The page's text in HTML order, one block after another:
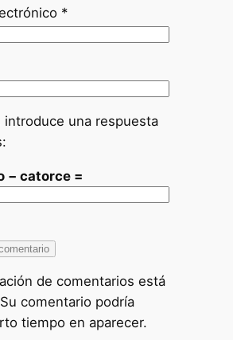
*
introduce una respuesta
− catorce =
de comentarios está
comentario podría
tiempo en aparecer.